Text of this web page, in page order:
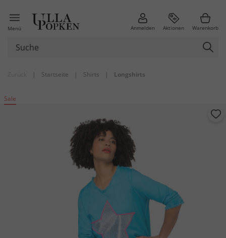
Menü Anmelden Aktionen Warenkorb
| Startseite | Shirts | Longshirts
Sale